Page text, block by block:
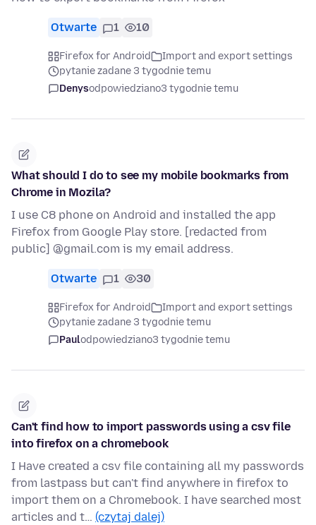
Otwarte 1 10
Firefox for Android
Import and export settings
pytanie zadane 3 tygodnie temu
Denysodpowiedziano3 tygodnie temu
What should I do to see my mobile bookmarks from
Chrome in Mozila?
I use C8 phone on Android and installed the app
Firefox from Google Play store. [redacted from
public] @gmail.com is my email address.
Otwarte 1 30
Firefox for Android
Import and export settings
pytanie zadane 3 tygodnie temu
Paulodpowiedziano3 tygodnie temu
Can't find how to import passwords using a csv file
into firefox on a chromebook
I Have created a csv file containing all my passwords
from lastpass but can't find anywhere in firefox to
import them on a Chromebook. I have searched most
articles and t… (czytaj dalej)